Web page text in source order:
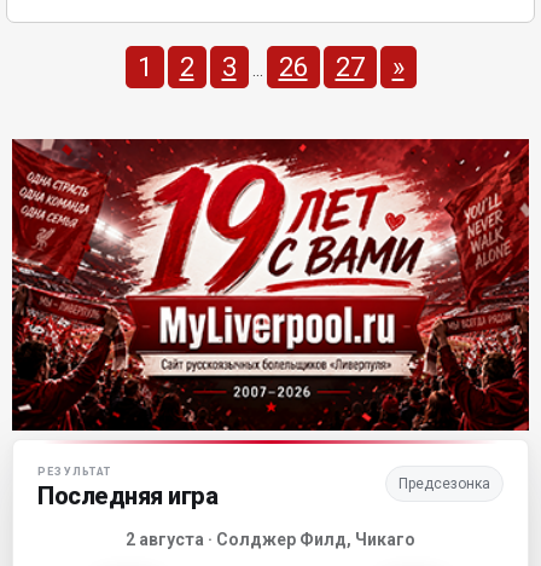
1 2 3 26 27 »
Матч-центр «Ливерпуля»
РЕЗУЛЬТАТ
Последняя игра Предсезонка
2 августа · Солджер Филд, Чикаго